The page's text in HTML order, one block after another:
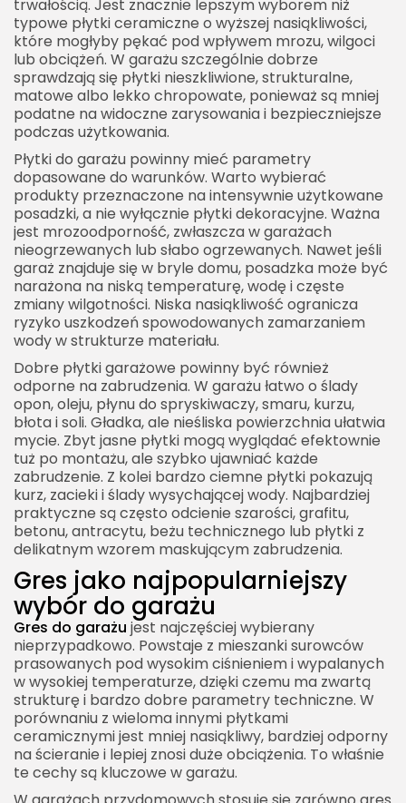
trwałością. Jest znacznie lepszym wyborem niż
typowe płytki ceramiczne o wyższej nasiąkliwości,
które mogłyby pękać pod wpływem mrozu, wilgoci
lub obciążeń. W garażu szczególnie dobrze
sprawdzają się płytki nieszkliwione, strukturalne,
matowe albo lekko chropowate, ponieważ są mniej
podatne na widoczne zarysowania i bezpieczniejsze
podczas użytkowania.
Płytki do garażu powinny mieć parametry
dopasowane do warunków. Warto wybierać
produkty przeznaczone na intensywnie użytkowane
posadzki, a nie wyłącznie płytki dekoracyjne. Ważna
jest mrozoodporność, zwłaszcza w garażach
nieogrzewanych lub słabo ogrzewanych. Nawet jeśli
garaż znajduje się w bryle domu, posadzka może być
narażona na niską temperaturę, wodę i częste
zmiany wilgotności. Niska nasiąkliwość ogranicza
ryzyko uszkodzeń spowodowanych zamarzaniem
wody w strukturze materiału.
Dobre płytki garażowe powinny być również
odporne na zabrudzenia. W garażu łatwo o ślady
opon, oleju, płynu do spryskiwaczy, smaru, kurzu,
błota i soli. Gładka, ale nieśliska powierzchnia ułatwia
mycie. Zbyt jasne płytki mogą wyglądać efektownie
tuż po montażu, ale szybko ujawniać każde
zabrudzenie. Z kolei bardzo ciemne płytki pokazują
kurz, zacieki i ślady wysychającej wody. Najbardziej
praktyczne są często odcienie szarości, grafitu,
betonu, antracytu, beżu technicznego lub płytki z
delikatnym wzorem maskującym zabrudzenia.
Gres jako najpopularniejszy
wybór do garażu
Gres do garażu jest najczęściej wybierany
nieprzypadkowo. Powstaje z mieszanki surowców
prasowanych pod wysokim ciśnieniem i wypalanych
w wysokiej temperaturze, dzięki czemu ma zwartą
strukturę i bardzo dobre parametry techniczne. W
porównaniu z wieloma innymi płytkami
ceramicznymi jest mniej nasiąkliwy, bardziej odporny
na ścieranie i lepiej znosi duże obciążenia. To właśnie
te cechy są kluczowe w garażu.